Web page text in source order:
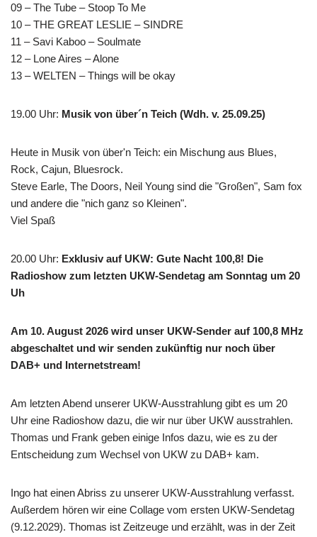
09 – The Tube – Stoop To Me
10 – THE GREAT LESLIE – SINDRE
11 – Savi Kaboo – Soulmate
12 – Lone Aires – Alone
13 – WELTEN – Things will be okay
19.00 Uhr: Musik von über´n Teich (Wdh. v. 25.09.25)
Heute in Musik von über'n Teich: ein Mischung aus Blues,
Rock, Cajun, Bluesrock.
Steve Earle, The Doors, Neil Young sind die "Großen", Sam fox
und andere die "nich ganz so Kleinen".
Viel Spaß
20.00 Uhr: Exklusiv auf UKW: Gute Nacht 100,8! Die
Radioshow zum letzten UKW-Sendetag am Sonntag um 20
Uh
Am 10. August 2026 wird unser UKW-Sender auf 100,8 MHz
abgeschaltet und wir senden zukünftig nur noch über
DAB+ und Internetstream!
Am letzten Abend unserer UKW-Ausstrahlung gibt es um 20
Uhr eine Radioshow dazu, die wir nur über UKW ausstrahlen.
Thomas und Frank geben einige Infos dazu, wie es zu der
Entscheidung zum Wechsel von UKW zu DAB+ kam.
Ingo hat einen Abriss zu unserer UKW-Ausstrahlung verfasst.
Außerdem hören wir eine Collage vom ersten UKW-Sendetag
(9.12.2029). Thomas ist Zeitzeuge und erzählt, was in der Zeit